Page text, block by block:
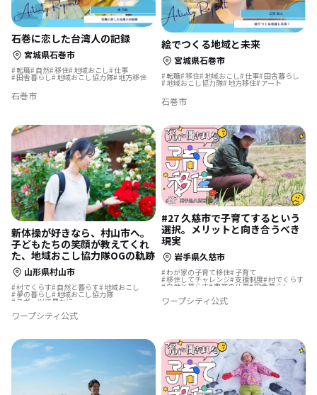
石巻に恋した台湾人の記録
宮城県石巻市
転職 自然 移住 地域おこし 仕事
田舎暮らし 地域おこし協力隊 地方移住
石巻市
絵でつくる地域と未来
宮城県石巻市
転職 移住 地域おこし 仕事 田舎暮らし
地域おこし協力隊 地方移住 アート
石巻市
新体操が好きなら、村山市へ。
子どもたちの笑顔が教えてくれ
た、地域おこし協力隊OGの軌跡
山形県村山市
村でくらす 自然と暮らす 地域おこし
夢の暮らし 地域おこし協力隊
スポーツで豊かに
ワープシティ公式
#27 久慈市で子育てするという
選択。メリットと向き合うべき
現実
岩手県久慈市
わが家の子育て移住 子育て
移住してチャレンジ 支援制度 村でくらす
自然と暮らす 農業の仕事 田舎暮らし
ワープシティ公式